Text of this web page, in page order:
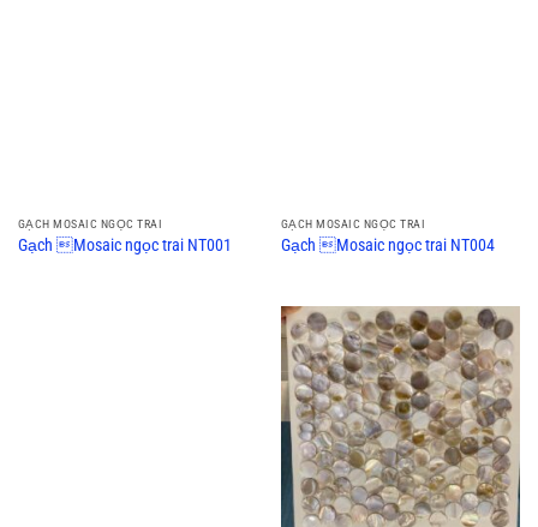
GẠCH MOSAIC NGỌC TRAI
Gạch Mosaic ngọc trai NT001
GẠCH MOSAIC NGỌC TRAI
Gạch Mosaic ngọc trai NT004